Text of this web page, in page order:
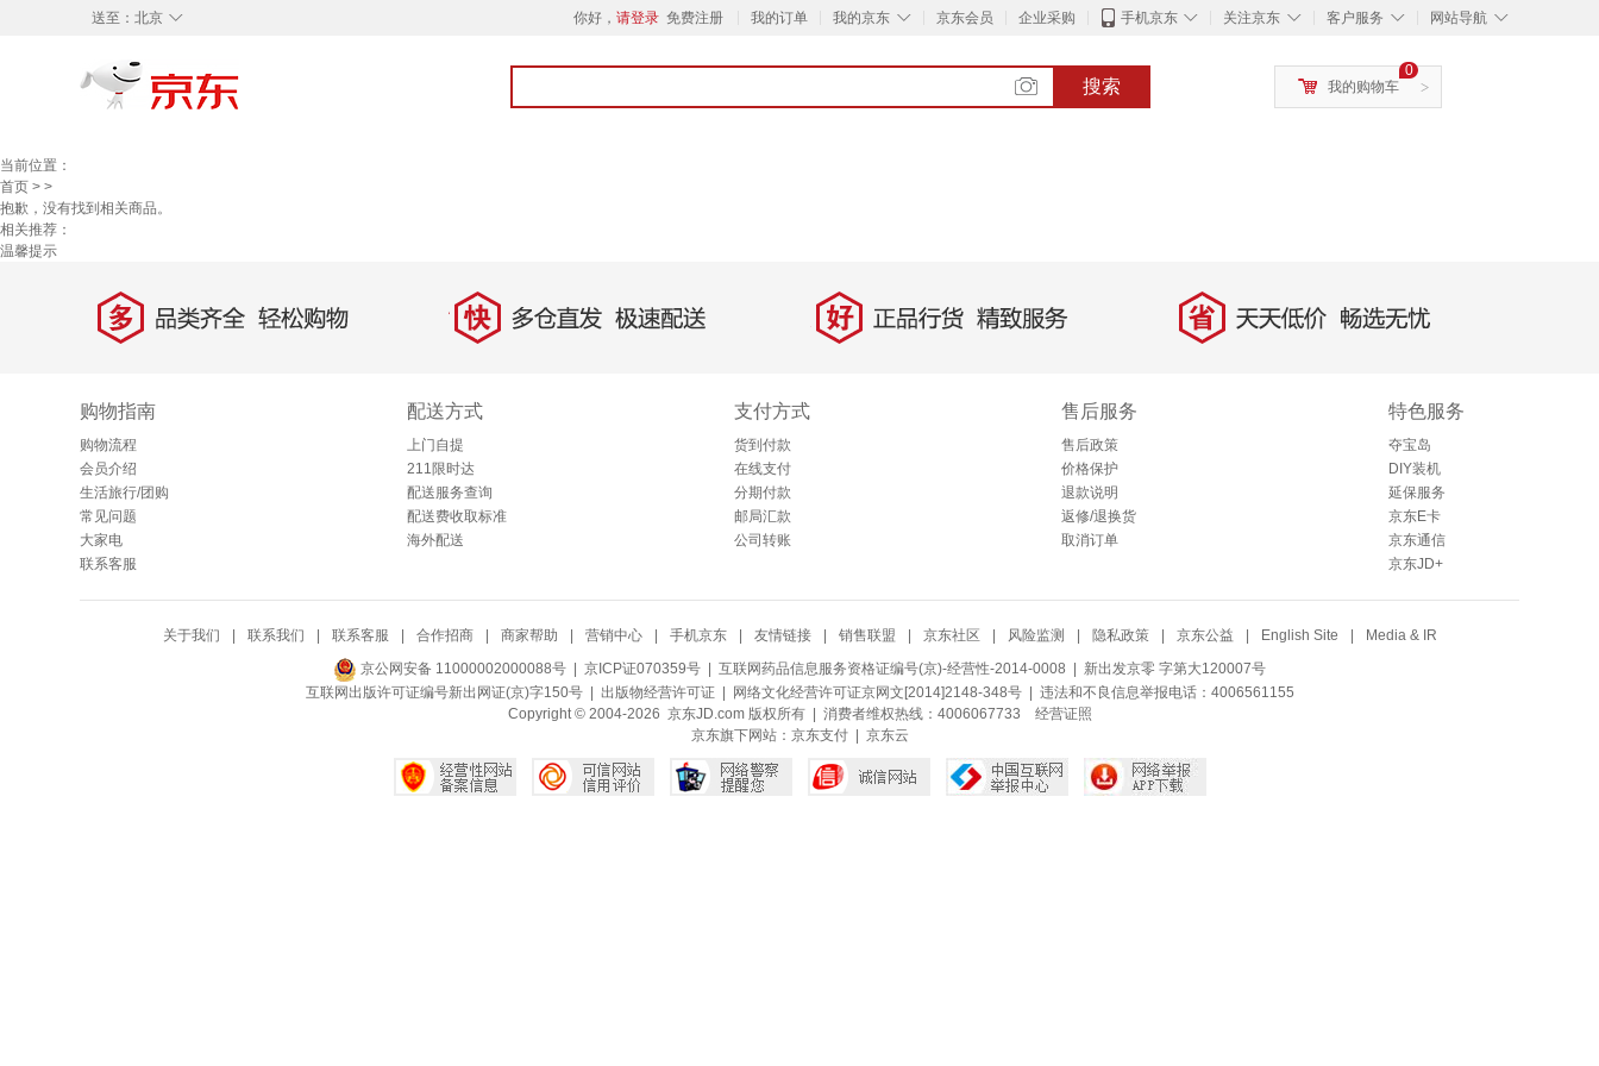
◇
送至： 北京 你好， 请登录 免费注册 我的订单 ◇
我的京东 京东会员 企业采购 ◇
手机京东 ◇
关注京东 ◇
客户服务 ◇
网站导航
搜索 >
0
我的购物车
当前位置：
首页 > >
抱歉，没有找到相关商品。
相关推荐：
温馨提示
多 品类齐全，轻松购物 快 多仓直发，极速配送 好 正品行货，精致服务 省 天天低价，畅选无忧
购物指南
购物流程
会员介绍
生活旅行/团购
常见问题
大家电
联系客服
配送方式
上门自提
211限时达
配送服务查询
配送费收取标准
海外配送
支付方式
货到付款
在线支付
分期付款
邮局汇款
公司转账
售后服务
售后政策
价格保护
退款说明
返修/退换货
取消订单
特色服务
夺宝岛
DIY装机
延保服务
京东E卡
京东通信
京东JD+
关于我们 联系我们 联系客服 合作招商 商家帮助 营销中心 手机京东 友情链接 销售联盟 京东社区 风险监测 隐私政策 京东公益 English Site Media & IR
京公网安备 11000002000088号 | 京ICP证070359号 | 互联网药品信息服务资格证编号(京)-经营性-2014-0008 | 新出发京零 字第大120007号
互联网出版许可证编号新出网证(京)字150号 | 出版物经营许可证| 网络文化经营许可证京网文[2014]2148-348号| 违法和不良信息举报电话：4006561155
Copyright © 2004-2026 京东JD.com 版权所有 | 消费者维权热线：4006067733 经营证照
京东旗下网站： 京东支付| 京东云